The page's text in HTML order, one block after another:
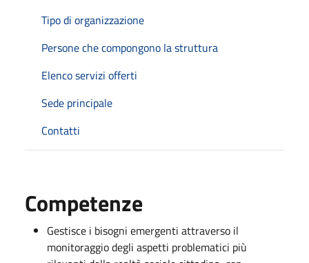
Tipo di organizzazione
Persone che compongono la struttura
Elenco servizi offerti
Sede principale
Contatti
Competenze
Gestisce i bisogni emergenti attraverso il
monitoraggio degli aspetti problematici più